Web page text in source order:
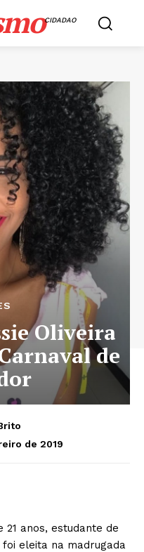
CIDADAO
Oliveira
de
de 2019
21 anos, estudante de
eleita na madrugada